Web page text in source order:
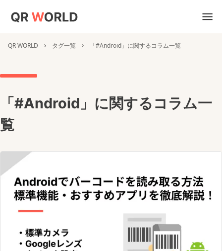
QR WORLD タグ一覧 「#Android」に関するコラム一覧
「#Android」に関するコラム一
覧